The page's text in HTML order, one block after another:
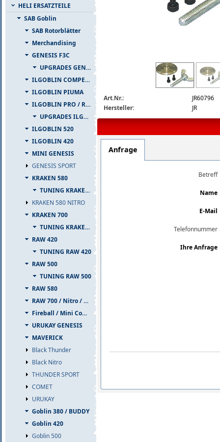
HELI ERSATZTEILE
SAB Goblin
SAB Rotorblätter
Merchandising
GENESIS F3C
UPGRADES GENESIS F3C
ILGOBLIN COMPETIZIONE
ILGOBLIN PIUMA
ILGOBLIN PRO / RAW 700
UPGRADES ILGOBLIN PRO / RAW 700
ILGOBLIN 520
ILGOBLIN 420
MINI GENESIS
GENESIS SPORT
KRAKEN 580
TUNING KRAKEN 580
KRAKEN 580 NITRO
KRAKEN 700
TUNING KRAKEN 700
RAW 420
TUNING RAW 420
RAW 500
TUNING RAW 500
RAW 580
RAW 700 / Nitro / PIUMA
Fireball / Mini Comet
URUKAY GENESIS
MAVERICK
Black Thunder
Black Nitro
THUNDER SPORT
COMET
URUKAY
Goblin 380 / BUDDY
Goblin 420
Goblin 500
jr60796g-detail.jpg
Art.Nr.:
JR60796
Hersteller:
JR
Anfrage
Betreff
Name
E-Mail
Telefonnummer
Ihre Anfrage